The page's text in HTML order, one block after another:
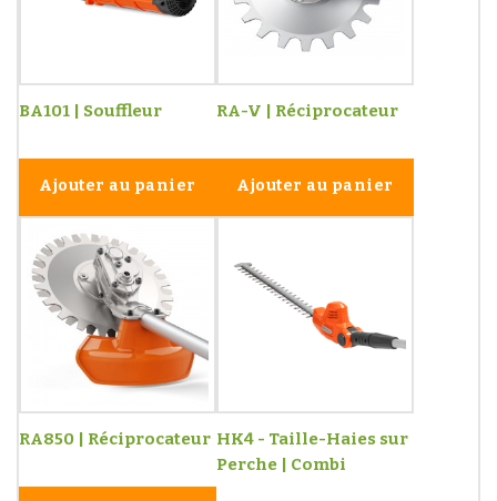
BA101 | Souffleur
Ajouter au panier
RA-V | Réciprocateur
Ajouter au panier
RA850 | Réciprocateur HK4 - Taille-Haies sur
Perche | Combi